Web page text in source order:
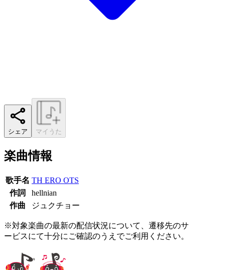
シェア マイうた
楽曲情報
歌手名 TH ERO OTS
作詞
hellnian
作曲
ジュクチョー
※対象楽曲の最新の配信状況について、遷移先のサ
ービスにて十分にご確認のうえでご利用ください。